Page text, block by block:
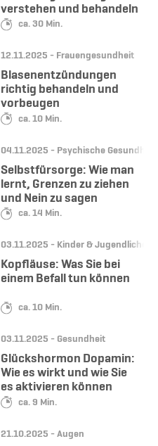
Lesedauer:
ca. 30 Min.
verstehen und behandeln
Datum:
12.11.2025 - Kategorie:
Frauengesundheit
Lesedauer:
ca. 10 Min.
Blasenentzündungen
richtig behandeln und
vorbeugen
Datum:
04.11.2025 - Kategorie:
Psychische Gesundheit
Lesedauer:
ca. 14 Min.
Selbstfürsorge: Wie man
lernt, Grenzen zu ziehen
und Nein zu sagen
Datum:
03.11.2025 - Kategorie:
Kinder & Jugendliche
Lesedauer:
ca. 10 Min.
Kopfläuse: Was Sie bei
einem Befall tun können
Datum:
03.11.2025 - Kategorie:
Gesundheit
Lesedauer:
ca. 9 Min.
Glückshormon Dopamin:
Wie es wirkt und wie Sie
es aktivieren können
Datum:
21.10.2025 - Kategorie:
Augen